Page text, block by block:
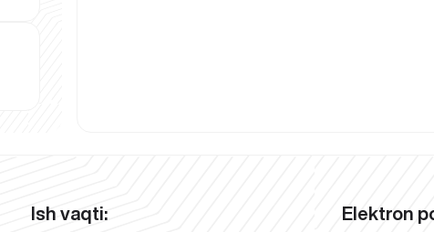
Ish vaqti: Elektron